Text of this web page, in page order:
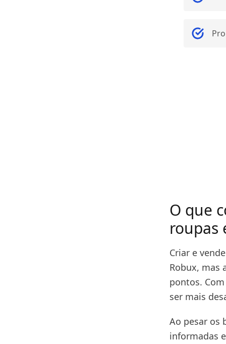
O que
roupas
Criar e
Robux, mas
pontos.
ser mais
Ao pesar os
informadas